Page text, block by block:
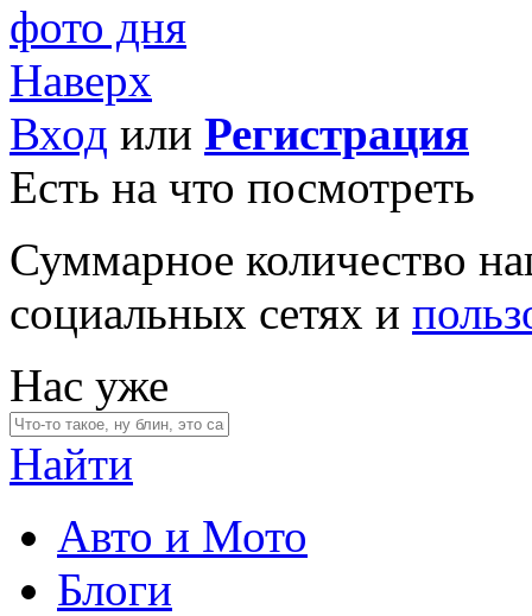
фото дня
Наверх
Вход или Регистрация
Есть на что посмотреть
Суммарное количество
социальных сетях и
Нас уже
Найти
Авто и Мото
Блоги